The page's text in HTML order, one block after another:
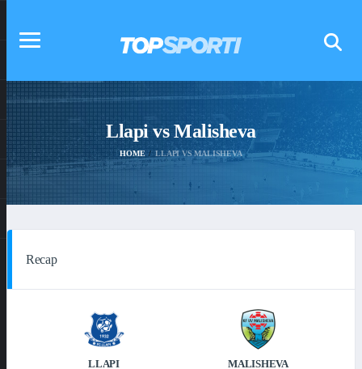
Llapi vs Malisheva
HOME LLAPI VS MALISHEVA
Recap
LLAPI MALISHEVA